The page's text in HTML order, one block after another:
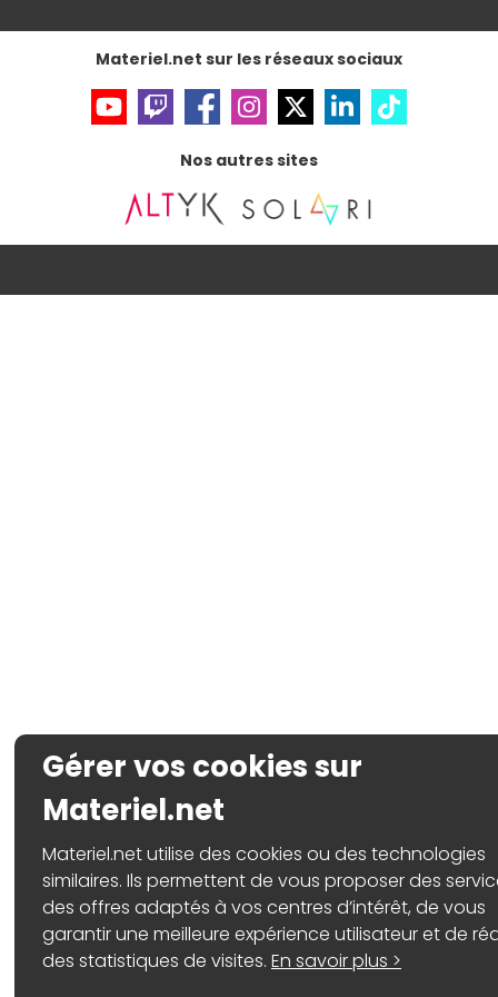
Accessibilité : non conforme
Materiel.net sur les réseaux sociaux
Nos autres sites
Gérer vos cookies sur
Materiel.net
Materiel.net utilise des cookies ou des technologies
similaires. Ils permettent de vous proposer des
des offres adaptés à vos centres d’intérêt, de vous
garantir une meilleure expérience utilisateur et de
des statistiques de visites.En savoir plus >